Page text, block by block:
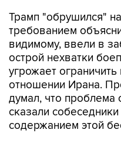
Трамп "обрушился"
требованием
видимому, ввели в
острой нехватки
угрожает
отношении Ирана.
думал, что проблема
сказали
содержанием этой